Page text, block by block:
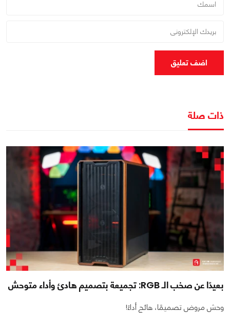
اضف تعليق
ذات صلة
بعيدًا عن صخب الـ RGB: تجميعة بتصميم هادئ وأداء متوحش
وحش مروض تصميمًا، هائج أداءً!